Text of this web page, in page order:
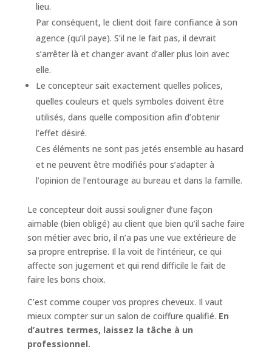
lieu.
Par conséquent, le client doit faire confiance à son
agence (qu’il paye). S’il ne le fait pas, il devrait
s’arrêter là et changer avant d’aller plus loin avec
elle.
Le concepteur sait exactement quelles polices,
quelles couleurs et quels symboles doivent être
utilisés, dans quelle composition afin d’obtenir
l’effet désiré.
Ces éléments ne sont pas jetés ensemble au hasard
et ne peuvent être modifiés pour s’adapter à
l’opinion de l’entourage au bureau et dans la famille.
Le concepteur doit aussi souligner d’une façon
aimable (bien obligé) au client que bien qu’il sache faire
son métier avec brio, il n’a pas une vue extérieure de
sa propre entreprise. Il la voit de l’intérieur, ce qui
affecte son jugement et qui rend difficile le fait de
faire les bons choix.
C’est comme couper vos propres cheveux. Il vaut
mieux compter sur un salon de coiffure qualifié. En
d’autres termes, laissez la tâche à un
professionnel.